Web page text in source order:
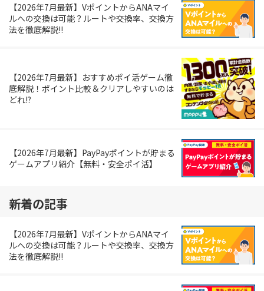
【2026年7月最新】VポイントからANAマイ
ルへの交換は可能？ルートや交換率、交換方
法を徹底解説!!
【2026年7月最新】おすすめポイ活ゲーム徹
底解説！ポイント比較＆クリアしやすいのは
どれ!?
【2026年7月最新】PayPayポイントが貯まる
ゲームアプリ紹介【無料・安全ポイ活】
新着の記事
【2026年7月最新】VポイントからANAマイ
ルへの交換は可能？ルートや交換率、交換方
法を徹底解説!!